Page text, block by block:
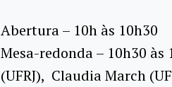
Abertura – 10h às 10h30
Mesa-redonda – 10h30
(UFRJ), Claudia March